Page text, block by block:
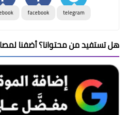
telegram
facebook
هل تستفيد من محتوانا؟ أضفنا